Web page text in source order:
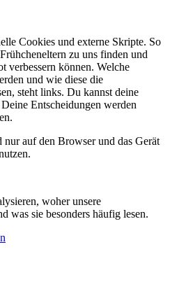
Cookies und externe Skripte. So
zu uns finden und
verbessern können. Welche
und wie diese die
steht links. Du kannst deine
Entscheidungen werden
auf den Browser und das Gerät
woher unsere
was sie besonders häufig lesen.